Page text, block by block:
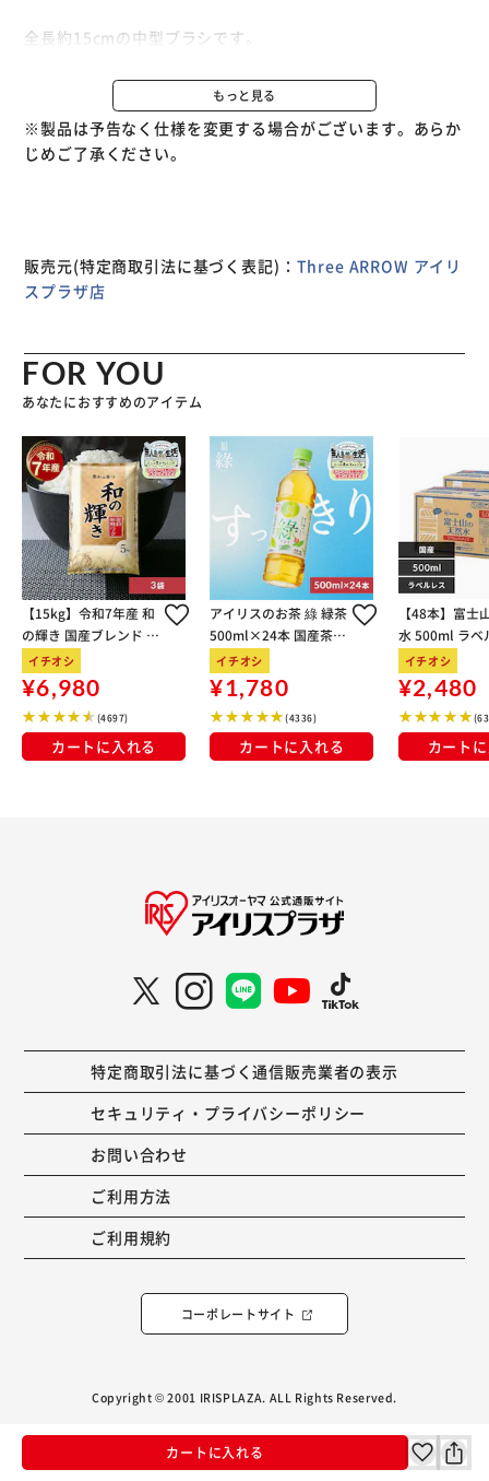
カートに入れる
全長約15cmの中型ブラシです。
日常のホコリ落とし、ブラッシングに最適です。
縁あって迎えたレザーアイテム、しっかりお手入れして楽し
いレザーライフを！
ご了承の上、ご購入頂けますようお願い申し上げます。
もっと見る
※製品は予告なく仕様を変更する場合がございます。あらか
じめご了承ください。
販売元(特定商取引法に基づく表記)： Three ARROW アイリ
スプラザ店
FOR YOU
あなたにおすすめのアイテム
【15kg】令和7年産 和
の輝き 国産ブレンド 5
kg×3袋
イチオシ
¥6,980
(4697)
カートに入れる
アイリスのお茶 綠 緑茶
500ml×24本 国産茶葉
100％使用
イチオシ
¥1,780
(4336)
カートに入れる
【48本】富士
水 500ml ラベ
イチオシ
¥2,480
カート
特定商取引法に基づく通信販売業者の表示
セキュリティ・プライバシーポリシー
お問い合わせ
ご利用方法
ご利用規約
コーポレートサイト
Copyright © 2001 IRISPLAZA. ALL Rights Reserved.